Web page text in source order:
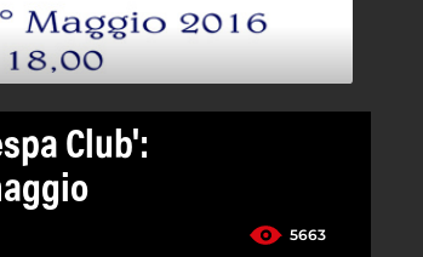
Club':
5663